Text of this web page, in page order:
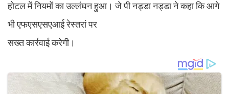
होटल में नियमों का उल्लंघन हुआ। जे पी नड्डा नड्डा ने कहा कि आगे
भी एफएसएसएआई रेस्तरां पर
सख्त कार्रवाई करेगी।